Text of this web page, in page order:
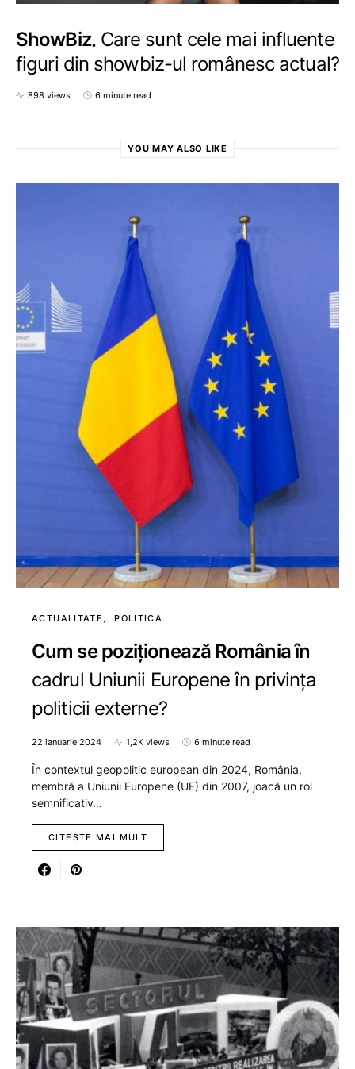
ShowBiz Care sunt cele mai influente
figuri din showbiz-ul românesc actual?
898 views 6 minute read
YOU MAY ALSO LIKE
ACTUALITATE POLITICA
Cum se poziționează România în
cadrul Uniunii Europene în privința
politicii externe?
22 ianuarie 2024 1,2K views 6 minute read
În contextul geopolitic european din 2024, România,
membră a Uniunii Europene (UE) din 2007, joacă un rol
semnificativ…
CITESTE MAI MULT